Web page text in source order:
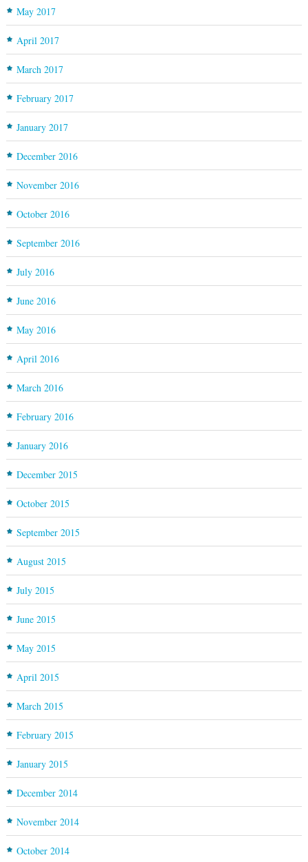
May 2017
April 2017
March 2017
February 2017
January 2017
December 2016
November 2016
October 2016
September 2016
July 2016
June 2016
May 2016
April 2016
March 2016
February 2016
January 2016
December 2015
October 2015
September 2015
August 2015
July 2015
June 2015
May 2015
April 2015
March 2015
February 2015
January 2015
December 2014
November 2014
October 2014